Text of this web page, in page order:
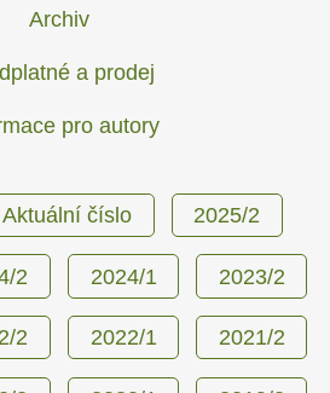
Archiv
a prodej
pro autory
Aktuální číslo 2025/2
2 2024/1 2023/2
2 2022/1 2021/2